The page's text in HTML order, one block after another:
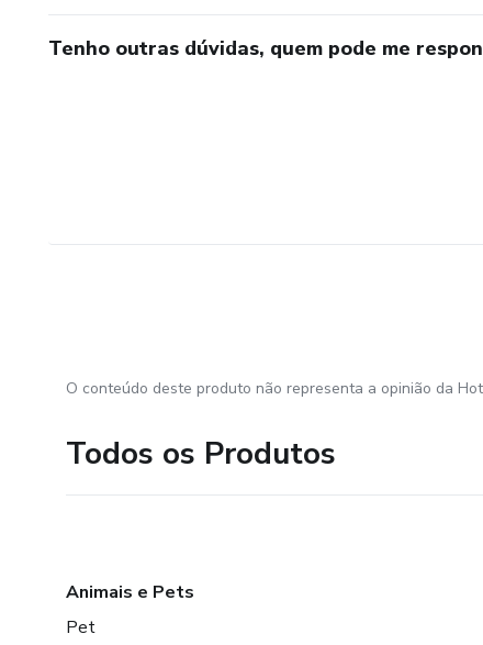
Tenho outras dúvidas, quem pode me
O conteúdo deste produto não representa a opinião da
Todos os Produtos
Animais e Pets
Pet